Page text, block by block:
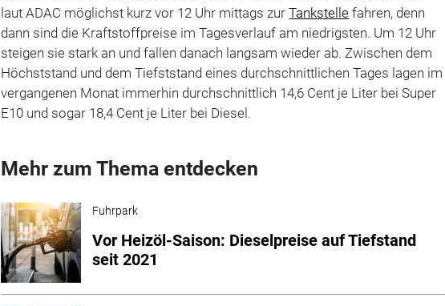
laut ADAC möglichst kurz vor 12 Uhr mittags zurTankstelle fahren, denn
dann sind die Kraftstoffpreise im Tagesverlauf am niedrigsten. Um 12 Uhr
steigen sie stark an und fallen danach langsam wieder ab. Zwischen dem
Höchststand und dem Tiefststand eines durchschnittlichen Tages lagen im
vergangenen Monat immerhin durchschnittlich 14,6 Cent je Liter bei Super
E10 und sogar 18,4 Cent je Liter bei Diesel.
Mehr zum Thema entdecken
Fuhrpark
Vor Heizöl-Saison: Dieselpreise auf Tiefstand
seit 2021